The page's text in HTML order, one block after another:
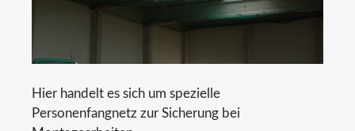
Hier handelt es sich um spezielle
Personenfangnetz zur Sicherung bei